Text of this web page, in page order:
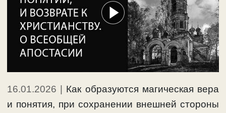
16.01.2026 | Как образуются магическая вера
и понятия, при сохранении внешней стороны